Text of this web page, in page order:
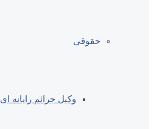
حقوقی
وکیل جرائم رایانه ای